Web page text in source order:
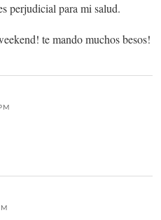
perjudicial para mi salud.
te mando muchos besos!